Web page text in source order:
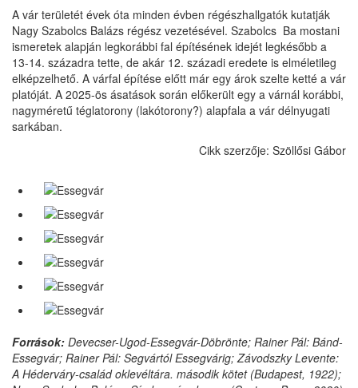
A vár területét évek óta minden évben régészhallgatók kutatják
Nagy Szabolcs Balázs régész vezetésével. Szabolcs Ba mostani
ismeretek alapján legkorábbi fal építésének idejét legkésőbb a
13-14. századra tette, de akár 12. századi eredete is elméletileg
elképzelhető. A várfal építése előtt már egy árok szelte ketté a vár
platóját. A 2025-ös ásatások során előkerült egy a várnál korábbi,
nagyméretű téglatorony (lakótorony?) alapfala a vár délnyugati
sarkában.
Cikk szerzője: Szöllősi Gábor
Források: Devecser-Ugod-Essegvár-Döbrönte; Rainer Pál: Bánd-
Essegvár; Rainer Pál: Segvártól Essegvárig; Závodszky Levente:
A Héderváry-család oklevéltára. második kötet (Budapest, 1922);